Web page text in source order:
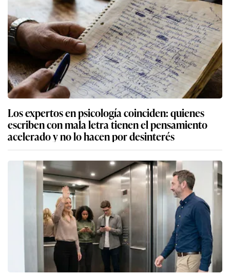
Los expertos en psicología coinciden: quienes
escriben con mala letra tienen el pensamiento
acelerado y no lo hacen por desinterés